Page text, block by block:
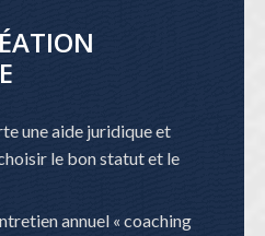
une aide juridique et
le bon statut et le
annuel « coaching